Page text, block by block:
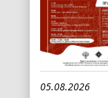
05.08.2026